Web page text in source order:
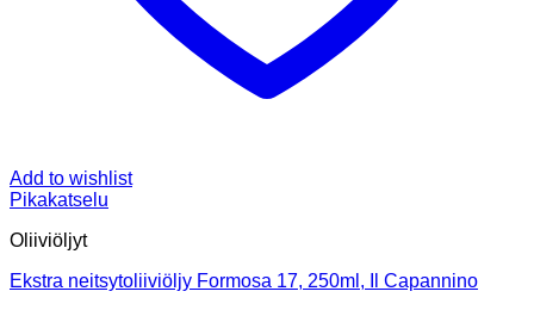
Add to wishlist
Pikakatselu
Oliiviöljyt
Ekstra neitsytoliiviöljy Formosa 17, 250ml, Il Capannino